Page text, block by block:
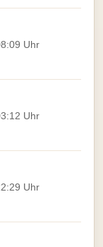
Uhr
Uhr
Uhr